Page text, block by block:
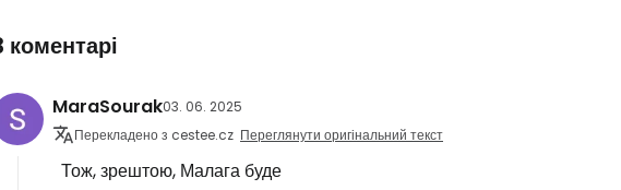
коментарі
MaraSourak03. 06. 2025
Перекладено з cestee.cz Переглянути оригінальний текст
Тож, зрештою, Малага буде